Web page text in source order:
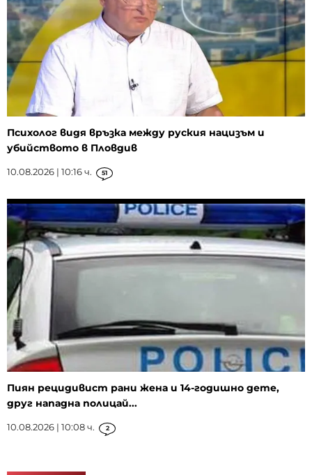
Психолог видя връзка между руския нацизъм и
убийството в Пловдив
10.08.2026 | 10:16 ч. 51
Пиян рецидивист рани жена и 14-годишно дете,
друг нападна полицай...
10.08.2026 | 10:08 ч. 2